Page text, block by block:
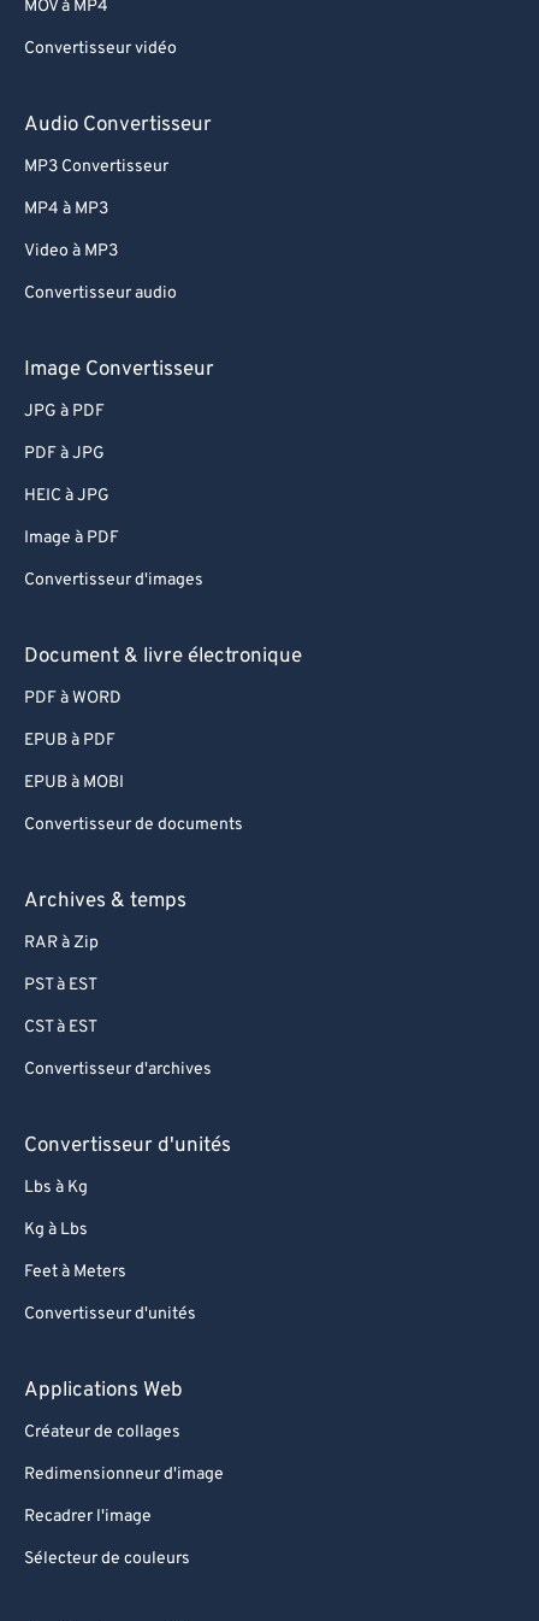
MOV à MP4
Convertisseur vidéo
Audio Convertisseur
MP3 Convertisseur
MP4 à MP3
Video à MP3
Convertisseur audio
Image Convertisseur
JPG à PDF
PDF à JPG
HEIC à JPG
Image à PDF
Convertisseur d'images
Document & livre électronique
PDF à WORD
EPUB à PDF
EPUB à MOBI
Convertisseur de documents
Archives & temps
RAR à Zip
PST à EST
CST à EST
Convertisseur d'archives
Convertisseur d'unités
Lbs à Kg
Kg à Lbs
Feet à Meters
Convertisseur d'unités
Applications Web
Créateur de collages
Redimensionneur d'image
Recadrer l'image
Sélecteur de couleurs